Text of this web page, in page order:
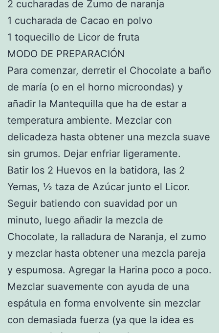
2 cucharadas de Zumo de naranja
1 cucharada de Cacao en polvo
1 toquecillo de Licor de fruta
MODO DE PREPARACIÓN
Para comenzar, derretir el Chocolate a baño
de maría (o en el horno microondas) y
añadir la Mantequilla que ha de estar a
temperatura ambiente. Mezclar con
delicadeza hasta obtener una mezcla suave
sin grumos. Dejar enfriar ligeramente.
Batir los 2 Huevos en la batidora, las 2
Yemas, ½ taza de Azúcar junto el Licor.
Seguir batiendo con suavidad por un
minuto, luego añadir la mezcla de
Chocolate, la ralladura de Naranja, el zumo
y mezclar hasta obtener una mezcla pareja
y espumosa. Agregar la Harina poco a poco.
Mezclar suavemente con ayuda de una
espátula en forma envolvente sin mezclar
con demasiada fuerza (ya que la idea es